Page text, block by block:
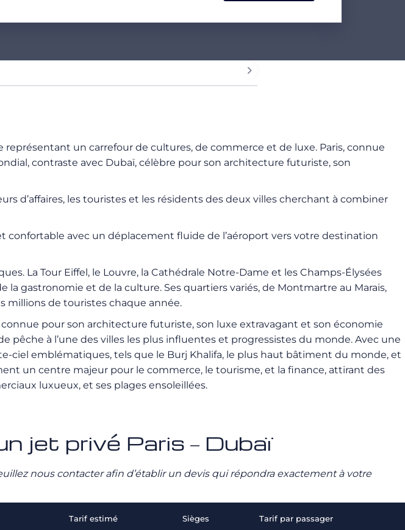
un carrefour de cultures, de commerce et de luxe. Paris, connue
contraste avec Dubaï, célèbre pour son architecture futuriste, son
d’affaires, les touristes et les résidents des deux villes cherchant à combiner
confortable avec un déplacement fluide de l’aéroport vers votre destination
La Tour Eiffel, le Louvre, la Cathédrale Notre-Dame et les Champs-Élysées
la gastronomie et de la culture. Ses quartiers variés, de Montmartre au Marais,
millions de touristes chaque année.
pour son architecture futuriste, son luxe extravagant et son économie
pêche à l’une des villes les plus influentes et progressistes du monde. Avec une
ciel emblématiques, tels que le Burj Khalifa, le plus haut bâtiment du monde, et
un centre majeur pour le commerce, le tourisme, et la finance, attirant des
luxueux, et ses plages ensoleillées.
jet privé Paris – Dubaï
nous contacter afin d’établir un devis qui répondra exactement à votre
Tarif estimé Sièges Tarif par passager